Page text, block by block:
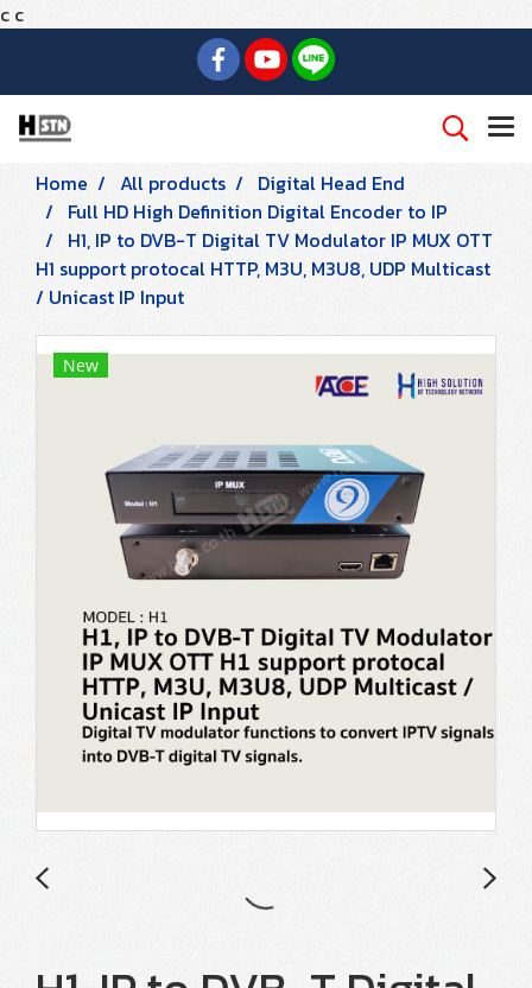
c c
Home All products
Digital Head End
Full HD High Definition Digital Encoder to IP
H1, IP to DVB-T Digital TV Modulator IP MUX OTT
H1 support protocal HTTP, M3U, M3U8, UDP Multicast
/ Unicast IP Input
New